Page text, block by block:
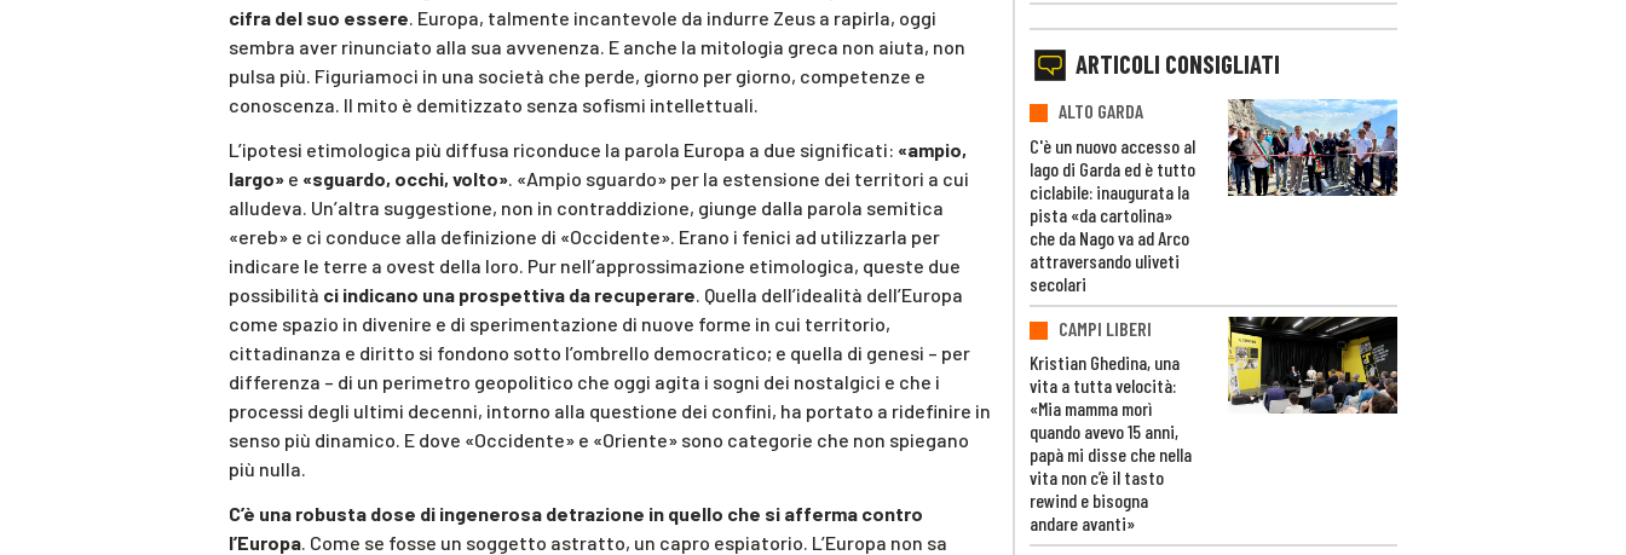
cifra del suo essere. Europa, talmente incantevole da indurre Zeus a rapirla, oggi
sembra aver rinunciato alla sua avvenenza. E anche la mitologia greca non aiuta, non
pulsa più. Figuriamoci in una società che perde, giorno per giorno, competenze e
conoscenza. Il mito è demitizzato senza sofismi intellettuali.
L’ipotesi etimologica più diffusa riconduce la parola Europa a due significati: «ampio,
largo» e «sguardo, occhi, volto» . «Ampio sguardo» per la estensione dei territori a cui
alludeva. Un’altra suggestione, non in contraddizione, giunge dalla parola semitica
«ereb» e ci conduce alla definizione di «Occidente». Erano i fenici ad utilizzarla per
indicare le terre a ovest della loro. Pur nell’approssimazione etimologica, queste due
possibilità ci indicano una prospettiva da recuperare . Quella dell’idealità dell’Europa
come spazio in divenire e di sperimentazione di nuove forme in cui territorio,
cittadinanza e diritto si fondono sotto l’ombrello democratico; e quella di genesi – per
differenza – di un perimetro geopolitico che oggi agita i sogni dei nostalgici e che i
processi degli ultimi decenni, intorno alla questione dei confini, ha portato a ridefinire in
senso più dinamico. E dove «Occidente» e «Oriente» sono categorie che non spiegano
più nulla.
C’è una robusta dose di ingenerosa detrazione in quello che si afferma contro
l’Europa . Come se fosse un soggetto astratto, un capro espiatorio. L’Europa non sa
ARTICOLI CONSIGLIATI
ALTO GARDA
C'è un nuovo accesso al
lago di Garda ed è tutto
ciclabile: inaugurata la
pista «da cartolina»
che da Nago va ad Arco
attraversando uliveti
secolari
CAMPI LIBERI
Kristian Ghedina, una
vita a tutta velocità:
«Mia mamma morì
quando avevo 15 anni,
papà mi disse che nella
vita non c’è il tasto
rewind e bisogna
andare avanti»